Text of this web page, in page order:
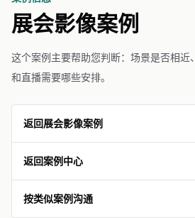
展会影像案例
这个案例主要帮助您判断：场景是否相近
和直播需要哪些安排。
返回展会影像案例
返回案例中心
按类似案例沟通